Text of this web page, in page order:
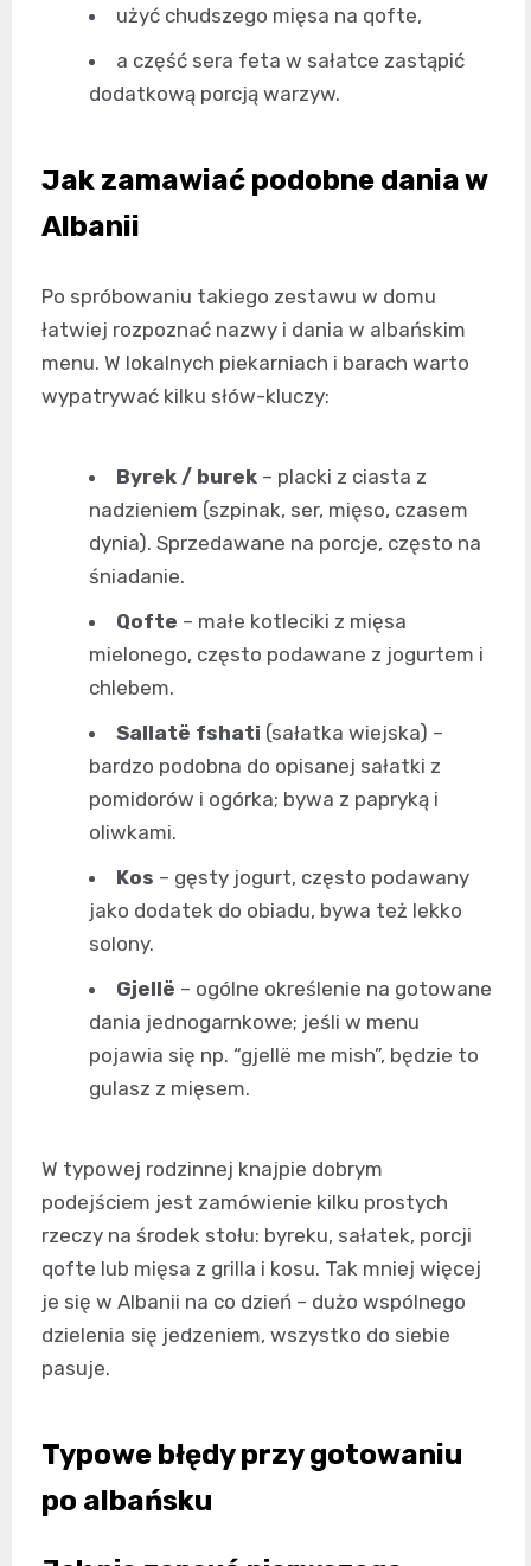
użyć chudszego mięsa na qofte,
a część sera feta w sałatce zastąpić
dodatkową porcją warzyw.
Jak zamawiać podobne dania w
Albanii
Po spróbowaniu takiego zestawu w domu
łatwiej rozpoznać nazwy i dania w albańskim
menu. W lokalnych piekarniach i barach warto
wypatrywać kilku słów-kluczy:
Byrek / burek – placki z ciasta z
nadzieniem (szpinak, ser, mięso, czasem
dynia). Sprzedawane na porcje, często na
śniadanie.
Qofte – małe kotleciki z mięsa
mielonego, często podawane z jogurtem i
chlebem.
Sallatë fshati (sałatka wiejska) –
bardzo podobna do opisanej sałatki z
pomidorów i ogórka; bywa z papryką i
oliwkami.
Kos – gęsty jogurt, często podawany
jako dodatek do obiadu, bywa też lekko
solony.
Gjellë – ogólne określenie na gotowane
dania jednogarnkowe; jeśli w menu
pojawia się np. “gjellë me mish”, będzie to
gulasz z mięsem.
W typowej rodzinnej knajpie dobrym
podejściem jest zamówienie kilku prostych
rzeczy na środek stołu: byreku, sałatek, porcji
qofte lub mięsa z grilla i kosu. Tak mniej więcej
je się w Albanii na co dzień – dużo wspólnego
dzielenia się jedzeniem, wszystko do siebie
pasuje.
Typowe błędy przy gotowaniu
po albańsku